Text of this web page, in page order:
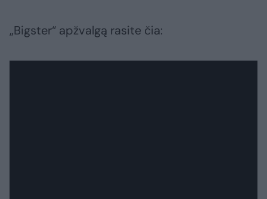
„Bigster“ apžvalgą rasite čia: